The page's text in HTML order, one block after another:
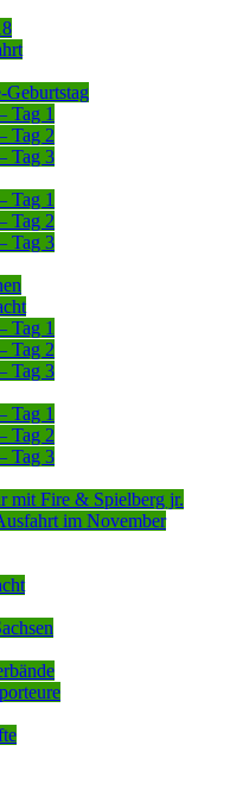
Geburtstag
Tag 1
Tag 2
Tag 3
Tag 1
Tag 2
Tag 3
Tag 1
Tag 2
Tag 3
Tag 1
Tag 2
Tag 3
mit Fire & Spielberg jr.
im November